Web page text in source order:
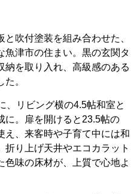
吹付塗装を組み合わせた、
魚津市の住まい。黒の玄関タ
納を取り入れ、高級感のある
。
、リビング横の4.5帖和室と
に。扉を開けると23.5帖の
え、来客時や子育て中には和
り上げ天井やエコカラット
味の床材が、上質で心地よ